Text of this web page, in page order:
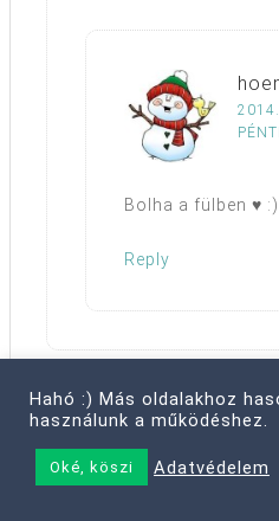
Bolha a fülben ♥ :)
Reply
Noémi
2014.
Hahó :) Más oldalakhoz
használunk a működéshez.
Oké, köszi Adatvédelem